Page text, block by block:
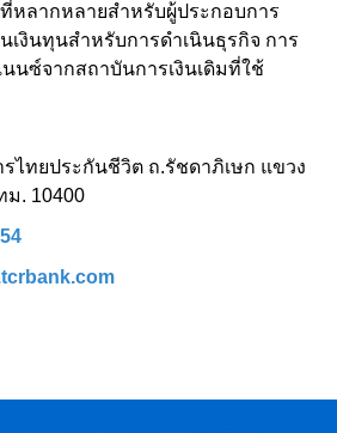
หลากหลายสำหรับผู้ประกอบการ
เงินทุนสำหรับการดำเนินธุรกิจ การ
นซ์จากสถาบันการเงินเดิมที่ใช้
รไทยประกันชีวิต ถ.รัชดาภิเษก แขวง
ม. 10400